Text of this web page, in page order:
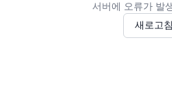
서버에 오류가 발
새로고침